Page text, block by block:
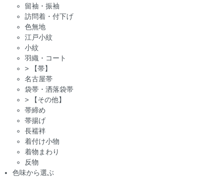
留袖・振袖
訪問着・付下げ
色無地
江戸小紋
小紋
羽織・コート
>
【帯】
名古屋帯
袋帯・洒落袋帯
>
【その他】
帯締め
帯揚げ
長襦袢
着付け小物
着物まわり
反物
色味から選ぶ